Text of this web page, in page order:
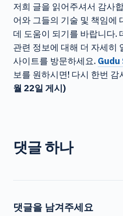
저희 글을 읽어주셔서 감사
어와 그들의 기술 및 책임에
데 도움이 되기를 바랍니다.
관련 정보에 대해 더 자세히
사이트를 방문하세요. Gudu
보를 원하시면! 다시 한번 감
월 22일 게시)
댓글 하나
댓글을 남겨주세요